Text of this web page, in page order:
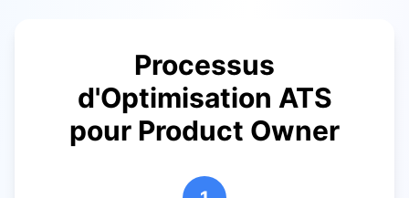
Processus
d'Optimisation ATS
pour Product Owner